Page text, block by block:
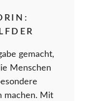
gemacht,
Menschen
machen. Mit